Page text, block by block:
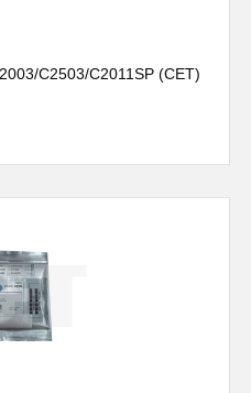
C2503/C2011SP (CET)